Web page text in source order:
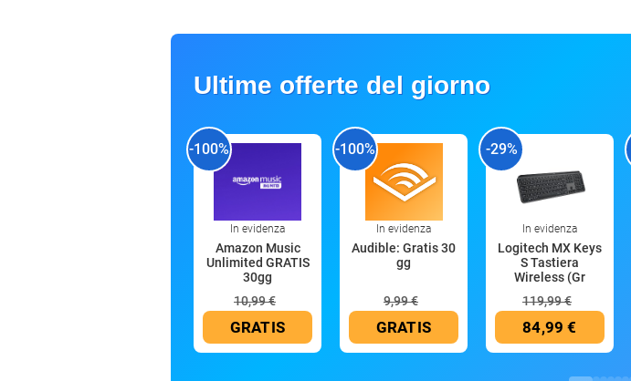
Ultime offerte del giorno
-100%
In evidenza
Amazon Music
Unlimited GRATIS
30gg
10,99 €
GRATIS
-100%
In evidenza
Audible: Gratis 30
gg
9,99 €
GRATIS
-29%
In evidenza
Logitech MX Keys
S Tastiera
Wireless (Gr
119,99 €
84,99 €